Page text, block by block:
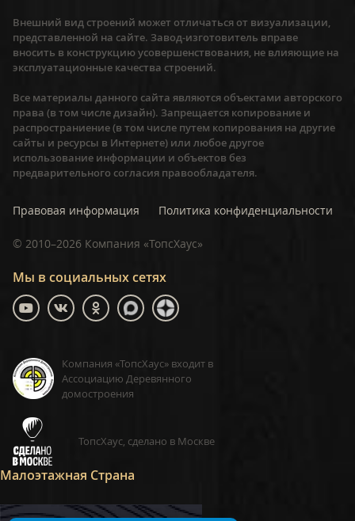
Мы в социальных сетях
Компания «ТопсХаус» входит в
Ассоциацию Деревянного
домостроения
ТопсХаус, сделано в Москве
Малоэтажная Страна
Внешний вид строений может отличаться от визуализации,
представленной на сайте. Завод-изготовитель вправе
вносить в конструкцию усовершенствования, не влияющие на
эксплуатационные качества строений.
Все материалы данного сайта являются объектами авторского
права (в том числе дизайн). Запрещается копирование и
распространиение (в том числе путем копирования на другие
сайты и ресурсы в Интернете) или любое другое
использование информации и объектов без
предварительного согласия правообладателя.
Правовая информация Политика конфиденциальности
© 2010–2026 Компания «ТопсХаус»